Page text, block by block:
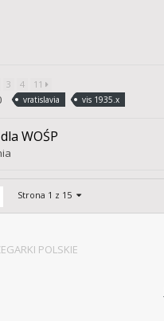
3 4 11
vratislavia vis 1935.x
WOŚP
Strona 1 z 15
POLSKIE